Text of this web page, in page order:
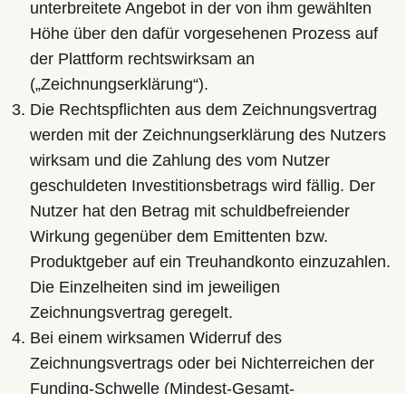
unterbreitete Angebot in der von ihm gewählten
Höhe über den dafür vorgesehenen Prozess auf
der Plattform rechtswirksam an
(„Zeichnungserklärung“).
Die Rechtspflichten aus dem Zeichnungsvertrag
werden mit der Zeichnungserklärung des Nutzers
wirksam und die Zahlung des vom Nutzer
geschuldeten Investitionsbetrags wird fällig. Der
Nutzer hat den Betrag mit schuldbefreiender
Wirkung gegenüber dem Emittenten bzw.
Produktgeber auf ein Treuhandkonto einzuzahlen.
Die Einzelheiten sind im jeweiligen
Zeichnungsvertrag geregelt.
Bei einem wirksamen Widerruf des
Zeichnungsvertrags oder bei Nichterreichen der
Funding-Schwelle (Mindest-Gesamt-